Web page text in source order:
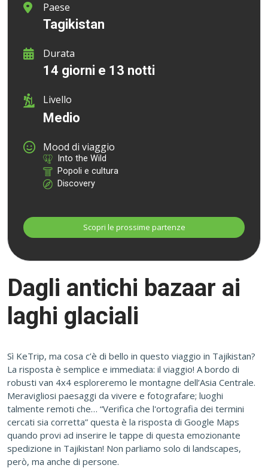
Paese
Tagikistan
Durata
14 giorni e 13 notti
Livello
Medio
Mood di viaggio
Into the Wild
Popoli e cultura
Discovery
Dagli antichi bazaar ai
laghi glaciali
Sì KeTrip, ma cosa c’è di bello in questo viaggio in Tajikistan?
La risposta è semplice e immediata: il viaggio! A bordo di
robusti van 4x4 esploreremo le montagne dell’Asia Centrale.
Meravigliosi paesaggi da vivere e fotografare; luoghi
talmente remoti che… “Verifica che l'ortografia dei termini
cercati sia corretta” questa è la risposta di Google Maps
quando provi ad inserire le tappe di questa emozionante
spedizione in Tajikistan! Non parliamo solo di landscapes,
però, ma anche di persone.